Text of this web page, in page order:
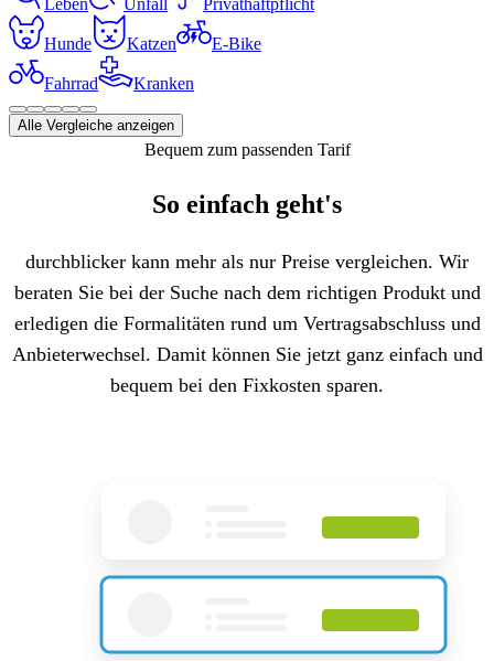
Leben Unfall Privathaftpflicht
Hunde Katzen E-Bike
Fahrrad Kranken
Alle Vergleiche anzeigen
Bequem zum passenden Tarif
So einfach geht's
durchblicker kann mehr als nur Preise vergleichen. Wir
beraten Sie bei der Suche nach dem richtigen Produkt und
erledigen die Formalitäten rund um Vertragsabschluss und
Anbieterwechsel. Damit können Sie jetzt ganz einfach und
bequem bei den Fixkosten sparen.